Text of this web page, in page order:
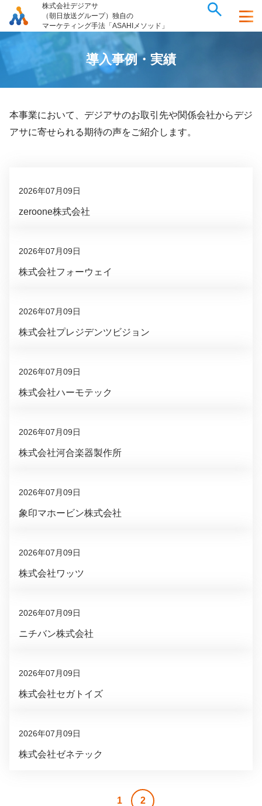
株式会社デジアサ
（朝日放送グループ）独自の
マーケティング手法「ASAHIメソッド」
導入事例・ 実績
本事業において、デジアサのお取引先や関係会社からデジ
アサに寄せられる期待の声をご紹介します。
2026年07月09日
zeroone株式会社
2026年07月09日
株式会社フォーウェイ
2026年07月09日
株式会社プレジデンツビジョン
2026年07月09日
株式会社ハーモテック
2026年07月09日
株式会社河合楽器製作所
2026年07月09日
象印マホービン株式会社
2026年07月09日
株式会社ワッツ
2026年07月09日
ニチバン株式会社
2026年07月09日
株式会社セガトイズ
2026年07月09日
株式会社ゼネテック
1 2